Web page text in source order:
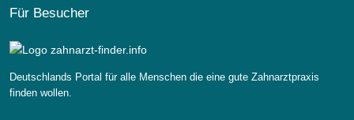
Für Besucher
Deutschlands Portal für alle Menschen die eine gute Zahnarztpraxis
finden wollen.